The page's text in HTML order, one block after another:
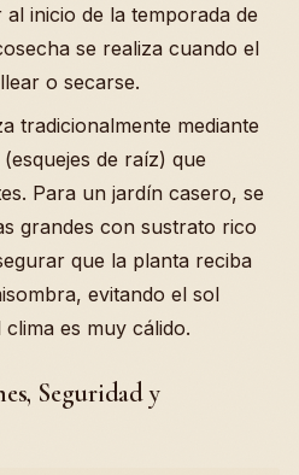
inicio de la temporada de
se realiza cuando el
o secarse.
tradicionalmente mediante
de raíz) que
Para un jardín casero, se
grandes con sustrato rico
que la planta reciba
evitando el sol
es muy cálido.
Seguridad y